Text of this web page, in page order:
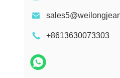
+8613630073303